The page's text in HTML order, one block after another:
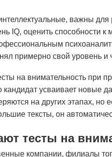
важны для
IQ, оценить способности
примерно свой уровень и
на внимательность при
кандидат усваивает новые
на других этапах, но
тексты, он
тесты на
компании, филиалы